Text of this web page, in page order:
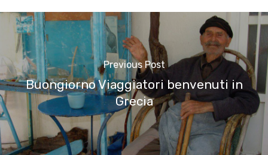
Previous Post
Buongiorno Viaggiatori benvenuti in
Grecia